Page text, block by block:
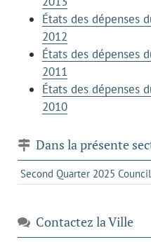
États des dépenses
2012
États des dépenses
2011
États des dépenses
2010
Dans la présente
Second Quarter 2025
Contactez la Ville